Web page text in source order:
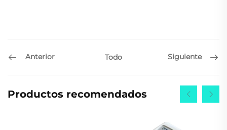
Anterior Todo Siguiente
Productos recomendados